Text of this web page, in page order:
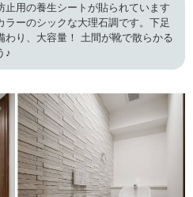
止用の養生シートが貼られています
ラーのシックな大理石調です。下足
わり、大容量！ 土間が靴で散らかる
♪